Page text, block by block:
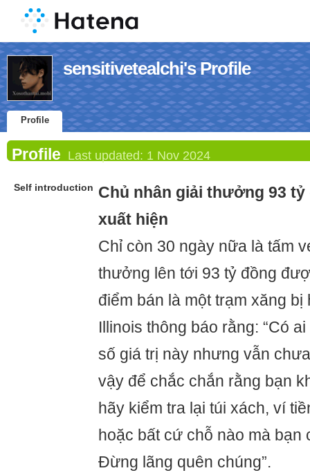
sensitivetealchi's Profile
Profile
Profile Last updated: 1 Nov 2024
Self introduction Chủ nhân giải thưởng 93
xuất hiện
Chỉ còn 30 ngày nữa là tấm
thưởng lên tới 93 tỷ đồng
điểm bán là một trạm xăng bị
Illinois thông báo rằng: “Có
số giá trị này nhưng vẫn
vậy để chắc chắn rằng bạn
hãy kiểm tra lại túi xách, ví
hoặc bất cứ chỗ nào mà bạn
Đừng lãng quên chúng”.